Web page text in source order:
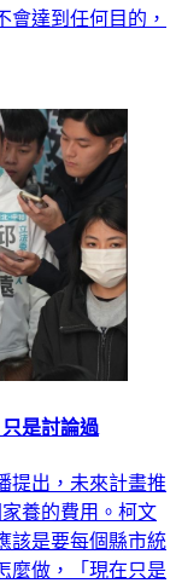
會達到任何目的，
是討論過
提出，未來計畫推
養的費用。柯文
該是要每個縣市統
麼做，「現在只是